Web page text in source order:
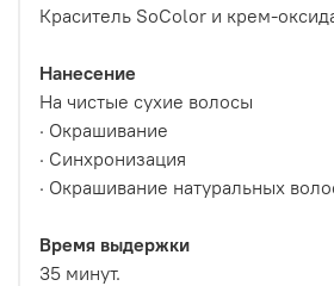
Краситель SoColor и крем-
Нанесение
На чистые сухие волосы
· Окрашивание
· Синхронизация
· Окрашивание натуральных
Время выдержки
35 минут.